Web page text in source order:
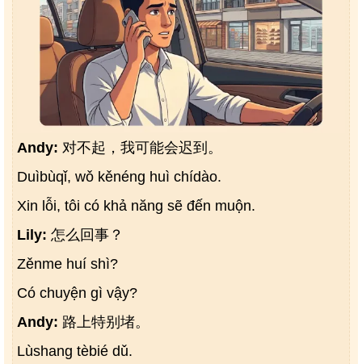
Andy: 对不起，我可能会迟到。
Duìbùqǐ, wǒ kěnéng huì chídào.
Xin lỗi, tôi có khả năng sẽ đến muộn.
Lily: 怎么回事？
Zěnme huí shì?
Có chuyện gì vậy?
Andy: 路上特别堵。
Lùshang tèbié dǔ.